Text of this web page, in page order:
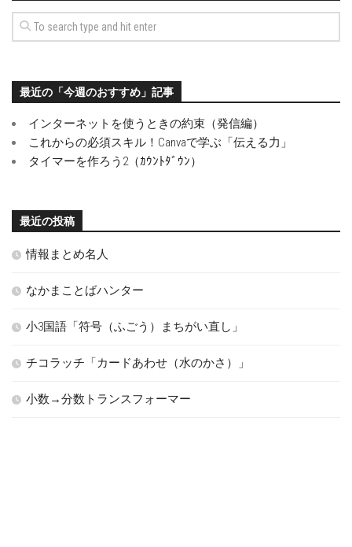
最近の「今週のおすすめ」記事
インターネットを使うときの約束（発信編）
これからの必須スキル！Canvaで学ぶ「伝える力」
タイマーを作ろう2（ｶｳﾝﾄﾀﾞｳﾝ）
最近の投稿
情報まとめ名人
なかまことばハンター
小3国語「符号（ふごう）まちがい直し」
チコラッチ「カードあわせ（水のかさ）」
小数→分数トランスフォーマー